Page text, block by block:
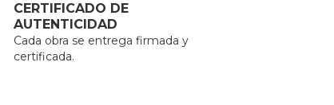
CERTIFICADO DE
AUTENTICIDAD
Cada obra se entrega firmada y
certificada.